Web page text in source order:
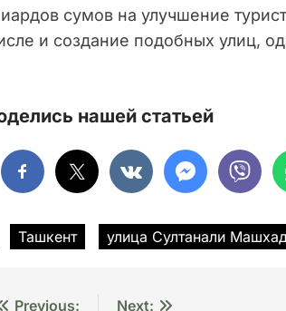
сумов на улучшение
и создание подобных улиц,
нашей статьей
Ташкент улица Султанали
Previous:
Next: